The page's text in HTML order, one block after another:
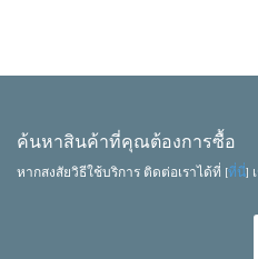
ค้นหาสินค้าที่คุณต้องการซื้อ
หากสงสัยวิธีใช้บริการ ติดต่อเราได้ที่ [ที่นี่]